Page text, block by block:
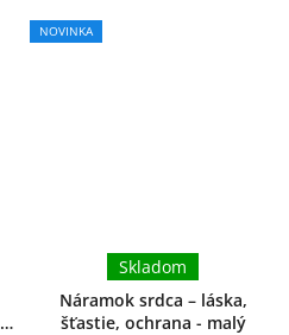
NOVINKA
Náramok srdca – láska,
šťastie, ochrana - malý
Skladom